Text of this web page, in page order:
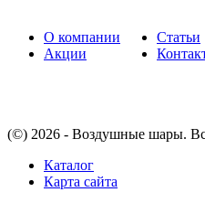
О компании
Акции
Статьи
(©) 2026 - Воздушные шары.
Каталог
Карта сайта